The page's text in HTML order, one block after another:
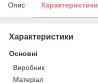
Опис Характеристики
Характеристики
Основні
Виробник
Матеріал